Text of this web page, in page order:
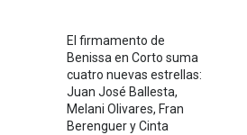
El firmamento de
Benissa en Corto suma
cuatro nuevas estrellas:
Juan José Ballesta,
Melani Olivares, Fran
Berenguer y Cinta